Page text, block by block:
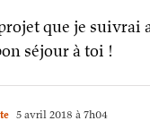
que je suivrai
séjour à toi !
5 avril 2018 à 7h04